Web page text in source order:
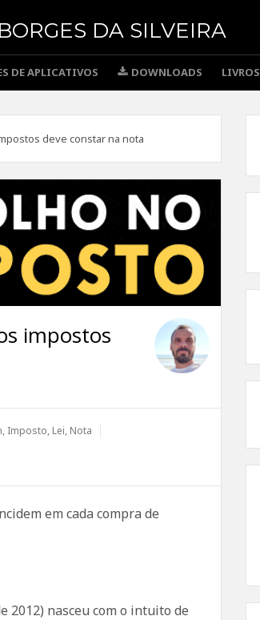
DA SILVEIRA
DE APLICATIVOS DOWNLOADS LIVROS
deve constar na nota
impostos
, Imposto, Lei, Nota
em cada compra de
2012) nasceu com o intuito de